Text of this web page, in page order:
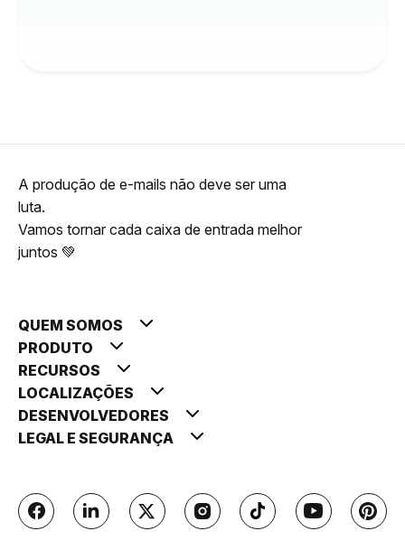
A produção de e-mails não deve ser uma
luta.
Vamos tornar cada caixa de entrada melhor
juntos 💚
QUEM SOMOS
PRODUTO
RECURSOS
LOCALIZAÇÕES
DESENVOLVEDORES
LEGAL E SEGURANÇA